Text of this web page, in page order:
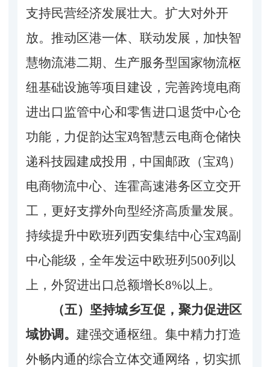
支持民营经济发展壮大。扩大对外开
放。推动区港一体、联动发展，加快智
慧物流港二期、生产服务型国家物流枢
纽基础设施等项目建设，完善跨境电商
进出口监管中心和零售进口退货中心仓
功能，力促韵达宝鸡智慧云电商仓储快
递科技园建成投用，中国邮政（宝鸡）
电商物流中心、连霍高速港务区立交开
工，更好支撑外向型经济高质量发展。
持续提升中欧班列西安集结中心宝鸡副
中心能级，全年发运中欧班列500列以
上，外贸进出口总额增长8%以上。
（五）坚持城乡互促，聚力促进区
域协调。 建强交通枢纽。集中精力打造
外畅内通的综合立体交通网络，切实抓